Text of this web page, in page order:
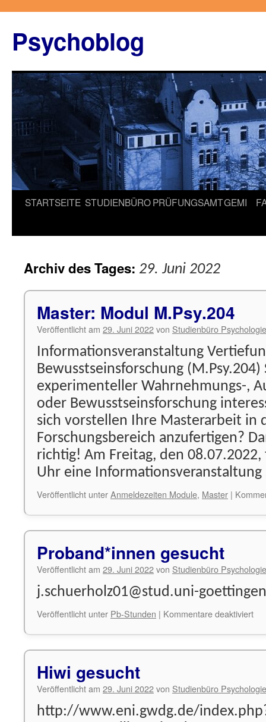
springen
Psychoblog
STARTSEITE STUDIENBÜROPRÜFUNGSAMTGEMI
Archiv des Tages: 29. Juni 2022
Master: Modul M.Psy.204
Veröffentlicht am 29. Juni 2022von Studienbüro Psychologie
Informationsveranstaltung
Bewusstseinsforschung (M.Psy.204)
experimenteller Wahrnehmungs-,
oder Bewusstseinsforschung
sich vorstellen Ihre Masterarbeit in
Forschungsbereich anzufertigen?
richtig! Am Freitag, den
Uhr eine
Veröffentlicht unterAnmeldezeiten Module, Master |
Proband*innen gesucht
Veröffentlicht am 29. Juni 2022von Studienbüro Psychologie
j.schuerholz01@stud.uni-
Veröffentlicht unter Pb-Stunden | Kommentare deaktiviertfür
Hiwi gesucht
Veröffentlicht am 29. Juni 2022von Studienbüro Psychologie
http://www.eni.gwdg.de/